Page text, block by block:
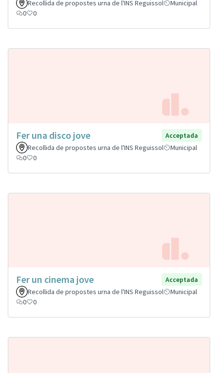
Recollida de propostes urna de l'INS Reguissol
Municipal
0
0
Fer una disco jove
Acceptada
Recollida de propostes urna de l'INS Reguissol
Municipal
0
0
Fer un cinema jove
Acceptada
Recollida de propostes urna de l'INS Reguissol
Municipal
0
0